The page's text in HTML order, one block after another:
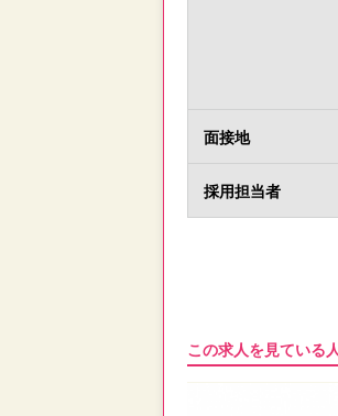
面接地
採用担当者
この求人を見ている